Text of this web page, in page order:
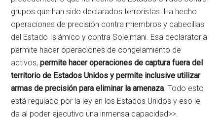
grupos que han sido declarados terroristas. Ha hecho
operaciones de precisión contra miembros y cabecillas
del Estado Islámico y contra Soleimani. Esa declaratoria
permite hacer operaciones de congelamiento de
activos,permite hacer operaciones de captura fuera del
territorio de Estados Unidos y permite inclusive utilizar
armas de precisión para eliminar la amenaza. Todo esto
está regulado por la ley en los Estados Unidos y eso le
da al poder ejecutivo una inmensa capacidad>>.